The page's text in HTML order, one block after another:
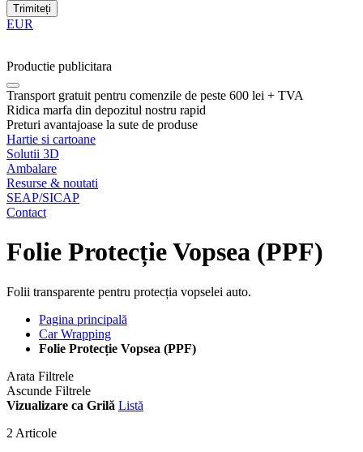
Trimiteți
EUR
Productie publicitara
Transport gratuit pentru comenzile de peste 600 lei + TVA
Ridica marfa din depozitul nostru rapid
Preturi avantajoase la sute de produse
Hartie si cartoane
Solutii 3D
Ambalare
Resurse & noutati
SEAP/SICAP
Contact
Folie Protecție Vopsea (PPF)
Folii transparente pentru protecția vopselei auto.
Pagina principală
Car Wrapping
Folie Protecție Vopsea (PPF)
Arata Filtrele
Ascunde Filtrele
Vizualizare ca Grilă Listă
2 Articole